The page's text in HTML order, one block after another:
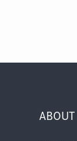
ABOUT